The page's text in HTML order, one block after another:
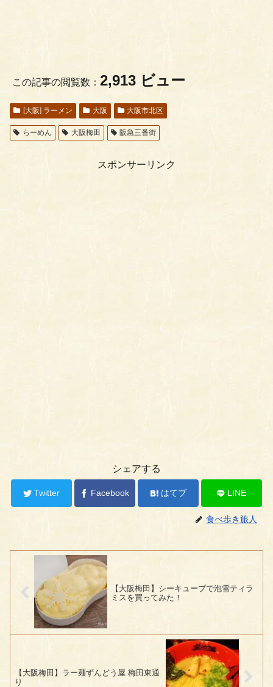
この記事の閲覧数： 2,913 ビュー
[大阪] ラーメン 大阪 大阪市北区
らーめん 大阪梅田 阪急三番街
スポンサーリンク
シェアする
Twitter Facebook はてブ LINE
食べ歩き旅人
【大阪梅田】シーキューブで泡雪ティラ
ミスを買ってみた！
【大阪梅田】ラー麺ずんどう屋 梅田東通
り